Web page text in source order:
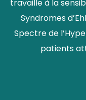
travaille à la
Syndromes
Spectre de
patients